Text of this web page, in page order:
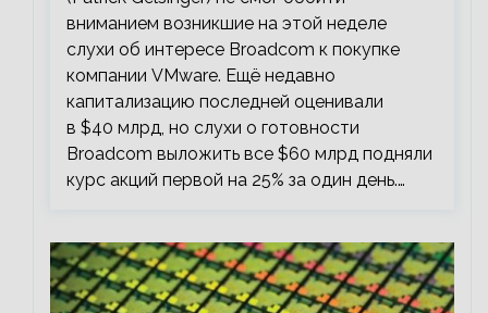
вниманием возникшие на этой неделе
слухи об интересе Broadcom к покупке
компании VMware. Ещё недавно
капитализацию последней оценивали
в $40 млрд, но слухи о готовности
Broadcom выложить все $60 млрд подняли
курс акций первой на 25% за один день.…